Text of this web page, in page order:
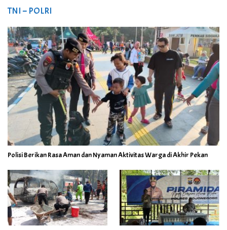
TNI – POLRI
Polisi Berikan Rasa Aman dan Nyaman Aktivitas Warga di Akhir Pekan